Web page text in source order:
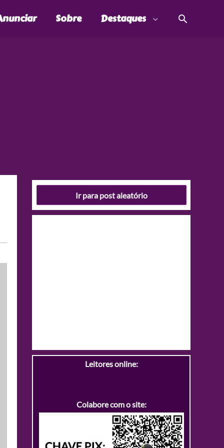
Sobre Destaques
Ir para post aleatório
Leitores online:
Colabore com o site: